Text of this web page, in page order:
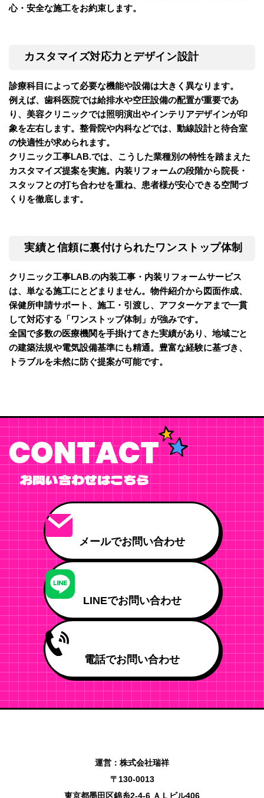
心・安全な施工をお約束します。
カスタマイズ対応力とデザイン設計
診療科目によって必要な機能や設備は大きく異なります。
例えば、歯科医院では給排水や空圧設備の配置が重要であ
り、美容クリニックでは照明演出やインテリアデザインが印
象を左右します。整骨院や内科などでは、動線設計と待合室
の快適性が求められます。
クリニック工事LAB.では、こうした業種別の特性を踏まえた
カスタマイズ提案を実施。内装リフォームの段階から院長・
スタッフとの打ち合わせを重ね、患者様が安心できる空間づ
くりを徹底します。
実績と信頼に裏付けられたワンストップ体制
クリニック工事LAB.の内装工事・内装リフォームサービス
は、単なる施工にとどまりません。物件紹介から図面作成、
保健所申請サポート、施工・引渡し、アフターケアまで一貫
して対応する「ワンストップ体制」が強みです。
全国で多数の医療機関を手掛けてきた実績があり、地域ごと
の建築法規や電気設備基準にも精通。豊富な経験に基づき、
トラブルを未然に防ぐ提案が可能です。
CONTACT
お問い合わせはこちら
メールでお問い合わせ
LINEでお問い合わせ
電話でお問い合わせ
運営：株式会社瑞祥
〒130-0013
東京都墨田区錦糸2-4-6 ＡＬビル406